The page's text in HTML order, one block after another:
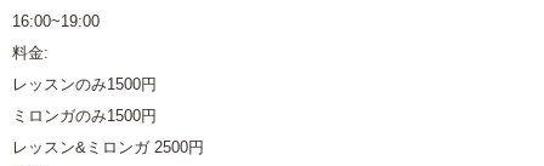
16:00~19:00
料金:
レッスンのみ1500円
ミロンガのみ1500円
レッスン&ミロンガ 2500円